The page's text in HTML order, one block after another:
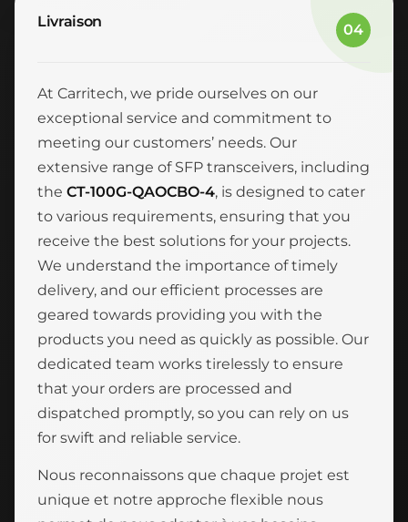
Livraison 04
At Carritech, we pride ourselves on our
exceptional service and commitment to
meeting our customers’ needs. Our
extensive range of SFP transceivers, including
the CT-100G-QAOCBO-4, is designed to cater
to various requirements, ensuring that you
receive the best solutions for your projects.
We understand the importance of timely
delivery, and our efficient processes are
geared towards providing you with the
products you need as quickly as possible. Our
dedicated team works tirelessly to ensure
that your orders are processed and
dispatched promptly, so you can rely on us
for swift and reliable service.
Nous reconnaissons que chaque projet est
unique et notre approche flexible nous